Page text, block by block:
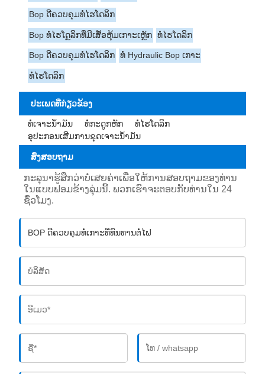
Bop ດີຄວບຄຸມທໍ່ໄຮໂດລິກ
Bop ທໍ່ໄຮໂດຼລິກທີ່ມີເສື້ອຫຸ້ມເກາະເຫຼັກ ທໍ່ໄຮໂດລິກ
Bop ດີຄວບຄຸມທໍ່ໄຮໂດລິກ ທໍ່ Hydraulic Bop ເກາະ
ທໍ່ໄຮໂດລິກ
ປະເພດທີ່ກ່ຽວຂ້ອງ
ທໍ່ເຈາະນ້ຳມັນ ທໍ່ກະດູກຫັກ
ທໍ່ໄຮໂດລິກ
ອຸປະກອນເສີມການຂຸດເຈາະນ້ໍາມັນ
ສົ່ງສອບຖາມ
ກະລຸນາຮູ້ສຶກວ່າບໍ່ເສຍຄ່າເພື່ອໃຫ້ການສອບຖາມຂອງທ່ານ
ໃນແບບຟອມຂ້າງລຸ່ມນີ້. ພວກເຮົາຈະຕອບກັບທ່ານໃນ 24
ຊົ່ວໂມງ.